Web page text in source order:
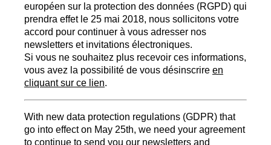
européen sur la protection des données (RGPD) qui
prendra effet le 25 mai 2018, nous sollicitons votre
accord pour continuer à vous adresser nos
newsletters et invitations électroniques.
Si vous ne souhaitez plus recevoir ces informations,
vous avez la possibilité de vous désinscrire en
cliquant sur ce lien.
With new data protection regulations (GDPR) that
go into effect on May 25th, we need your agreement
to continue to send you our newsletters and